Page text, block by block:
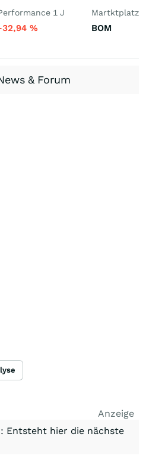
1 J
%
Martktplatz
BOM
& Forum
Anzeige
Entsteht hier die nächste